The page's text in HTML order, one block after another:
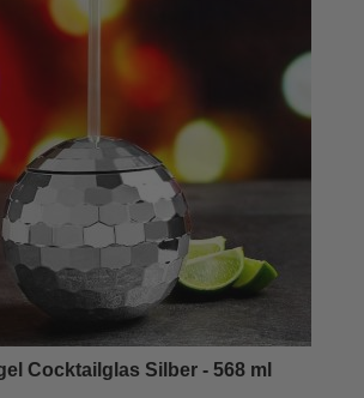
Cocktailglas Silber - 568 ml